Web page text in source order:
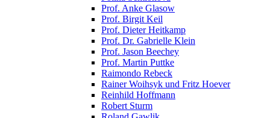
Prof. Anke Glasow
Prof. Birgit Keil
Prof. Dieter Heitkamp
Prof. Dr. Gabrielle Klein
Prof. Jason Beechey
Prof. Martin Puttke
Raimondo Rebeck
Rainer Woihsyk und Fritz Hoever
Reinhild Hoffmann
Robert Sturm